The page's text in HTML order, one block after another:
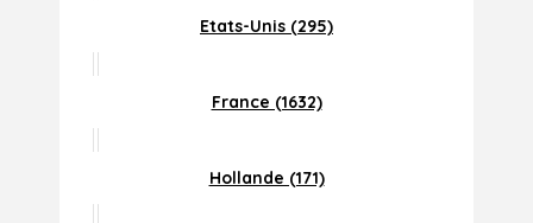
Etats-Unis (295)
France (1632)
Hollande (171)